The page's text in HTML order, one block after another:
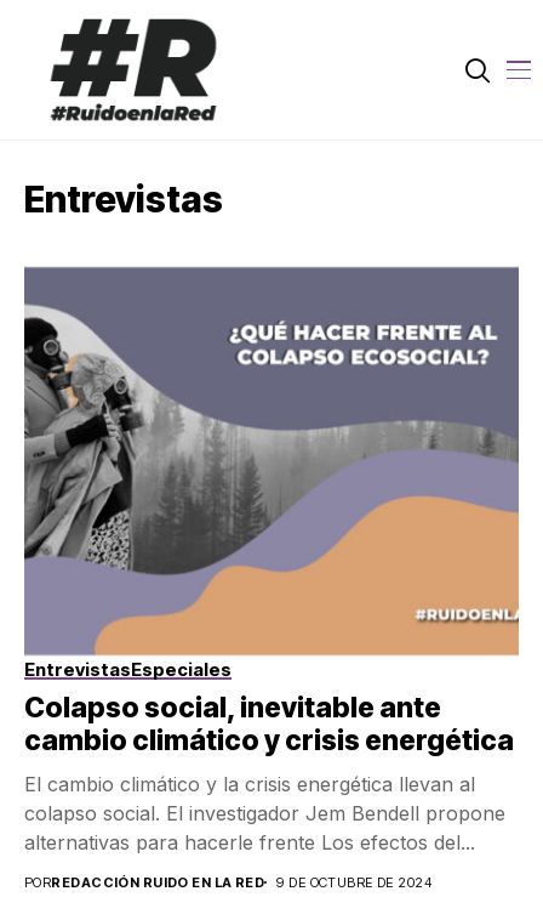
Entrevistas
EntrevistasEspeciales
Colapso social, inevitable ante
cambio climático y crisis energética
El cambio climático y la crisis energética llevan al
colapso social. El investigador Jem Bendell propone
alternativas para hacerle frente Los efectos del...
PORREDACCIÓN RUIDO EN LA RED 9 DE OCTUBRE DE 2024